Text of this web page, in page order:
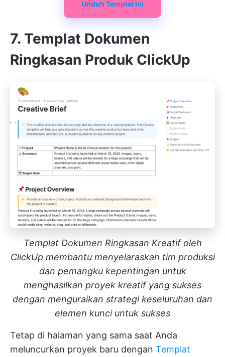
Unduh Templat Ini
7. Templat Dokumen
Ringkasan Produk ClickUp
Templat Dokumen Ringkasan Kreatif oleh
ClickUp membantu menyelaraskan tim produksi
dan pemangku kepentingan untuk
menghasilkan proyek kreatif yang sukses
dengan menguraikan strategi keseluruhan dan
elemen kunci untuk sukses
Tetap di halaman yang sama saat Anda
meluncurkan proyek baru dengan Templat